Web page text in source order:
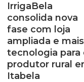
IrrigaBela
consolida nova
fase com loja
ampliada e mais
tecnologia para
produtor rural
Itabela